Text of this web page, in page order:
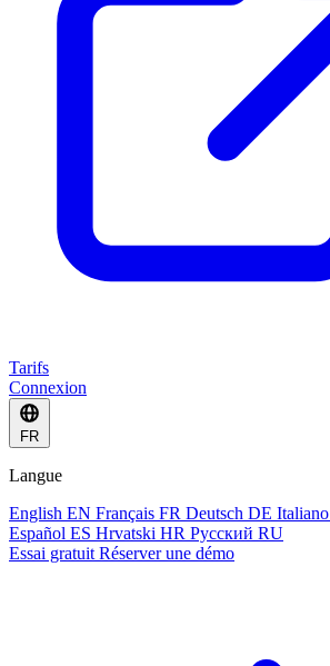
Tarifs
Connexion
FR
Langue
English EN Français FR Deutsch DE Italiano
Español ES Hrvatski HR Русский RU
Essai gratuit Réserver une démo